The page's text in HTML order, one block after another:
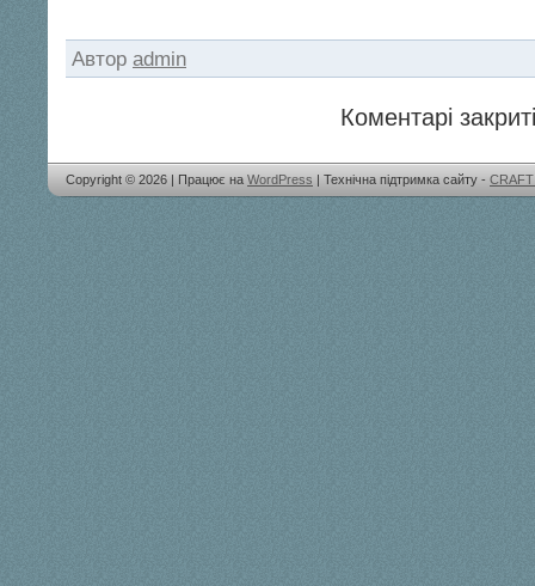
Автор admin
Коментарі
Copyright © 2026 | Працює на WordPress | Технічна підтримка сайту -